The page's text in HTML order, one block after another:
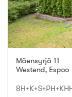
Mäensyrjä 11
Westend, Espoo